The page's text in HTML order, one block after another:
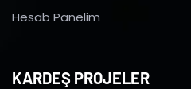
Hesab Panelim
KARDEŞ PROJELER